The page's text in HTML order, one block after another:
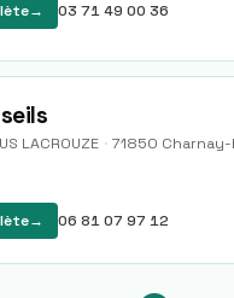
→ 03 71 49 00 36
LACROUZE · 71850
→ 06 81 07 97 12